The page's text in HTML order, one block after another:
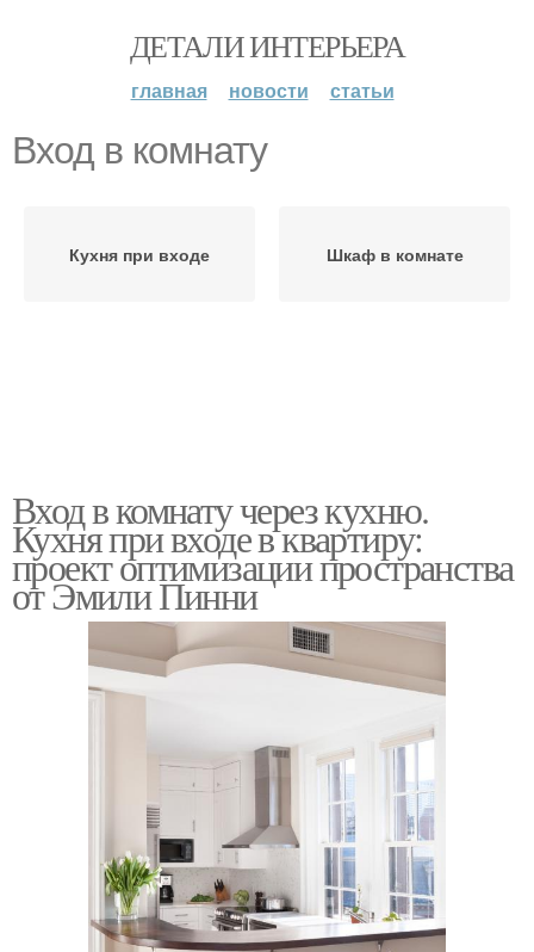
ДЕТАЛИ ИНТЕРЬЕРА
главная новости статьи
Вход в комнату
Кухня при входе Шкаф в комнате
Вход в комнату через кухню.
Кухня при входе в квартиру:
проект оптимизации пространства
от Эмили Пинни